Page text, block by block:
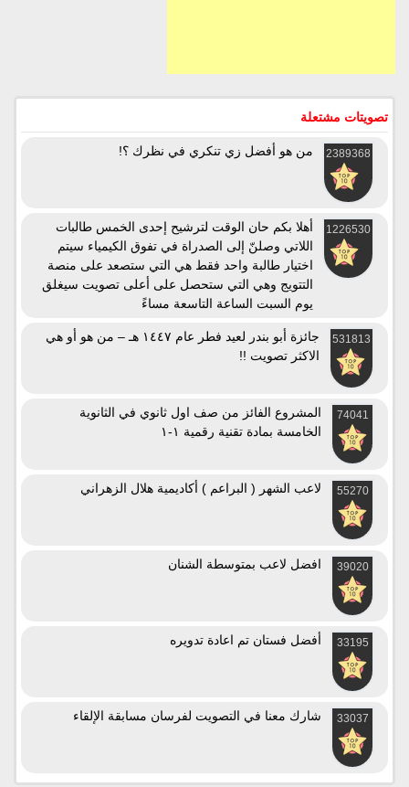
تصويتات مشتعلة
2389368 من هو أفضل زي تنكري في نظرك ؟!
1226530
أهلا بكم حان الوقت لترشيح إحدى الخمس طالبات
اللاتي وصلنّ إلى الصدراة في تفوق الكيمياء سيتم
اختيار طالبة واحد فقط هي التي ستصعد على منصة
التتويج وهي التي ستحصل على أعلى تصويت سيغلق
يوم السبت الساعة التاسعة مساءً
531813
جائزة أبو بندر لعيد فطر عام ١٤٤٧ هـ – من هو أو هي
الاكثر تصويت !!
74041
المشروع الفائز من صف اول ثانوي في الثانوية
الخامسة بمادة تقنية رقمية ١-١
55270 لاعب الشهر ( البراعم ) أكاديمية هلال الزهراني
39020 افضل لاعب بمتوسطة الشنان
33195 أفضل فستان تم اعادة تدويره
33037 شارك معنا في التصويت لفرسان مسابقة الإلقاء